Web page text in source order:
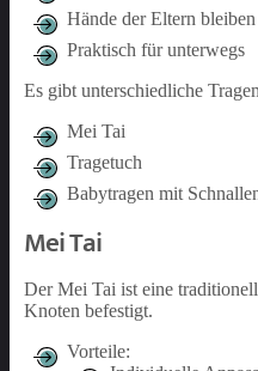
Hände der Eltern
Praktisch für unterwegs
Es gibt unterschiedliche
Mei Tai
Tragetuch
Babytragen mit
Mei Tai
Der Mei Tai ist eine
Knoten befestigt.
Vorteile: